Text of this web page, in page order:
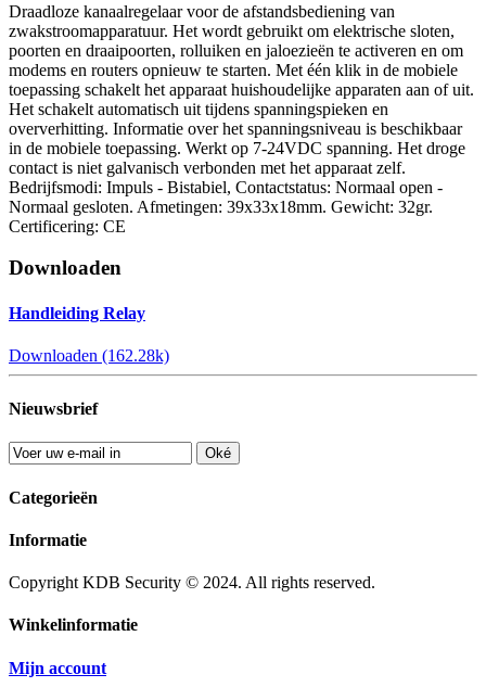
Draadloze kanaalregelaar voor de afstandsbediening van
zwakstroomapparatuur. Het wordt gebruikt om elektrische sloten,
poorten en draaipoorten, rolluiken en jaloezieën te activeren en om
modems en routers opnieuw te starten. Met één klik in de mobiele
toepassing schakelt het apparaat huishoudelijke apparaten aan of uit.
Het schakelt automatisch uit tijdens spanningspieken en
oververhitting. Informatie over het spanningsniveau is beschikbaar
in de mobiele toepassing. Werkt op 7-24VDC spanning. Het droge
contact is niet galvanisch verbonden met het apparaat zelf.
Bedrijfsmodi: Impuls - Bistabiel, Contactstatus: Normaal open -
Normaal gesloten. Afmetingen: 39x33x18mm. Gewicht: 32gr.
Certificering: CE
Downloaden
Handleiding Relay
Downloaden (162.28k)
Nieuwsbrief
Oké
Categorieën
Informatie
Copyright KDB Security © 2024. All rights reserved.
Winkelinformatie
Mijn account